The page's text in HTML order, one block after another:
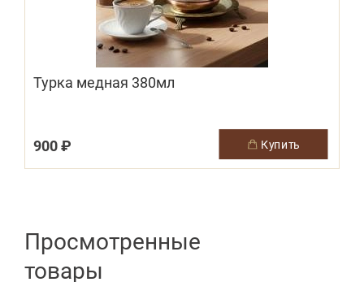
Турка медная 380мл
900 ₽ купить
Просмотренные
товары